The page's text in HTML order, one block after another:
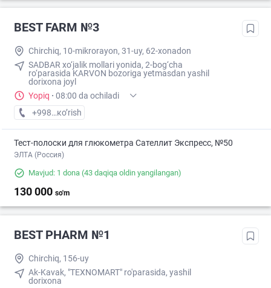
BEST FARM №3
Chirchiq, 10-mikrorayon, 31-uy, 62-xonadon
SADBAR xo‘jalik mollari yonida, 2-bog‘cha
ro‘parasida KARVON bozoriga yetmasdan yashil
dorixona joyl
Yopiq · 08:00 da ochiladi
+998 (70) XXX-XX-XX
кo’rish
Тест-полоски для глюкометра Сателлит Экспресс, №50
ЭЛТА (Россия)
Mavjud: 1 dona (43 daqiqa oldin yangilangan)
130 000 so'm
BEST PHARM №1
Chirchiq, 156-uy
Ak-Kavak, "TEXNOMART" ro'parasida, yashil
dorixona